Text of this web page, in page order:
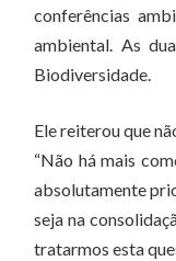
conferências
ambiental. As
Biodiversidade.
Ele reiterou que
“Não há mais
absolutamente
seja na
tratarmos esta